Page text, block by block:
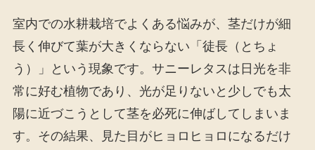
室内での水耕栽培でよくある悩みが、茎だけが細
長く伸びて葉が大きくならない「徒長（とちょ
う）」という現象です。サニーレタスは日光を非
常に好む植物であり、光が足りないと少しでも太
陽に近づこうとして茎を必死に伸ばしてしまいま
す。その結果、見た目がヒョロヒョロになるだけ